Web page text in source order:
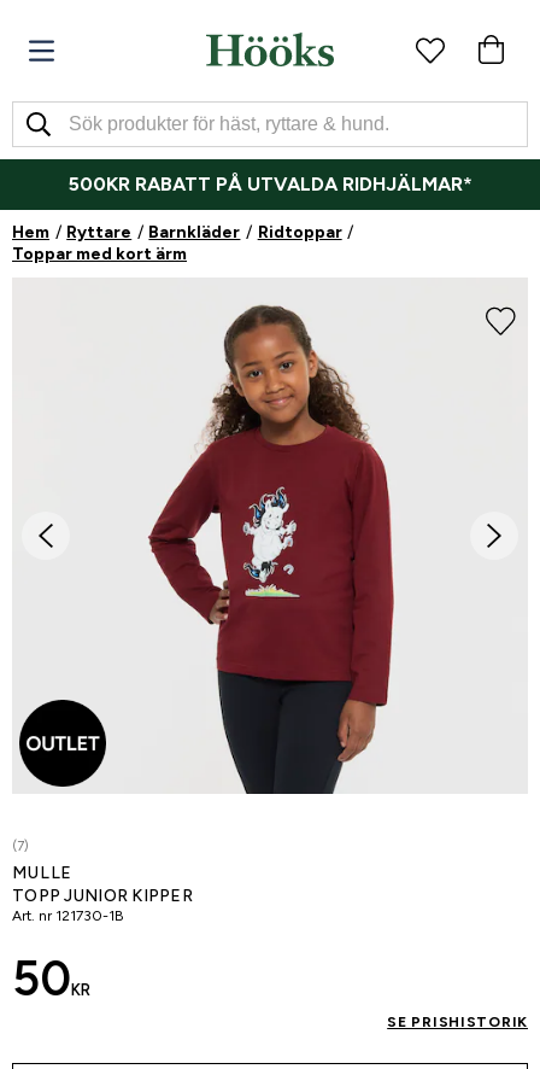
500KR RABATT PÅ UTVALDA RIDHJÄLMAR*
Hem Ryttare Barnkläder
Ridtoppar
Toppar med kort ärm
(7)
MULLE
TOPP JUNIOR KIPPER
Art. nr 121730-1B
50 KR
SE PRISHISTORIK